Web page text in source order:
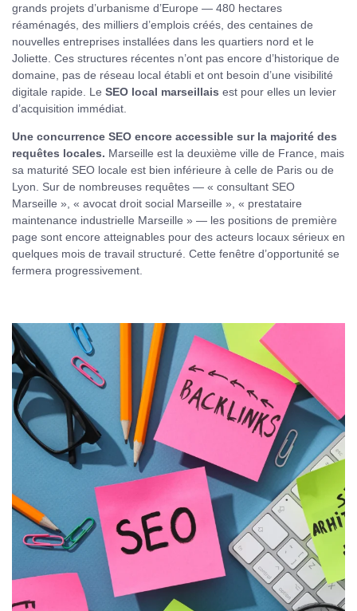
grands projets d’urbanisme d’Europe — 480 hectares
réaménagés, des milliers d’emplois créés, des centaines de
nouvelles entreprises installées dans les quartiers nord et le
Joliette. Ces structures récentes n’ont pas encore d’historique de
domaine, pas de réseau local établi et ont besoin d’une visibilité
digitale rapide. Le SEO local marseillais est pour elles un levier
d’acquisition immédiat.
Une concurrence SEO encore accessible sur la majorité des
requêtes locales. Marseille est la deuxième ville de France, mais
sa maturité SEO locale est bien inférieure à celle de Paris ou de
Lyon. Sur de nombreuses requêtes — « consultant SEO
Marseille », « avocat droit social Marseille », « prestataire
maintenance industrielle Marseille » — les positions de première
page sont encore atteignables pour des acteurs locaux sérieux en
quelques mois de travail structuré. Cette fenêtre d’opportunité se
fermera progressivement.